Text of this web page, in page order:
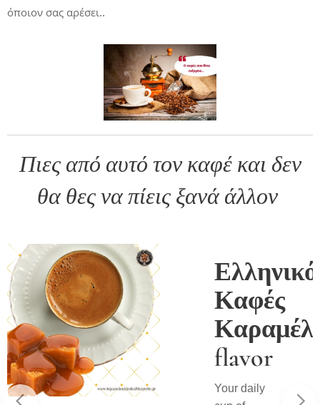
όποιον σας αρέσει..
Πιες από αυτό τον καφέ και δεν
θα θες να πίεις ξανά άλλον
Καφές
flavor
Your daily